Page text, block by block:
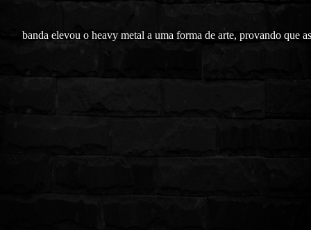
banda elevou o heavy metal a uma forma de arte, provando que